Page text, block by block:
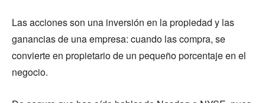
Las acciones son una inversión en la propiedad y las
ganancias de una empresa: cuando las compra, se
convierte en propietario de un pequeño porcentaje en el
negocio.